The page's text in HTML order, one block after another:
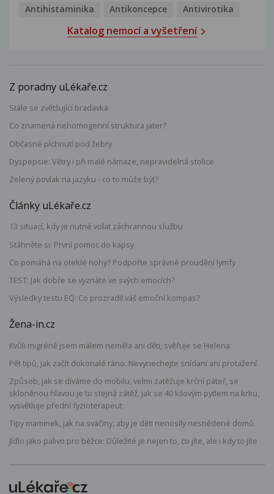
Antihistaminika
Antikoncepce Antivirotika
Katalog nemocí a vyšetření
Z poradny uLékaře.cz
Stále se zvětšující bradavka
Co znamená nehomogenní struktura jater?
Občasné píchnutí pod žebry
Dyspepsie: Větry i při malé námaze, nepravidelná stolice
Zelený povlak na jazyku - co to může být?
Články uLékaře.cz
13 situací, kdy je nutné volat záchrannou službu
Stáhněte si: První pomoc do kapsy
Co pomáhá na oteklé nohy? Podpořte správné proudění lymfy
TEST: Jak dobře se vyznáte ve svých emocích?
Výsledky testu EQ: Co prozradil váš emoční kompas?
Žena-in.cz
Kvůli migréně jsem málem neměla ani děti, svěřuje se Helena
Pět tipů, jak začít dokonalé ráno. Nevynechejte snídani ani protažení
Způsob, jak se díváme do mobilu, velmi zatěžuje krční páteř, se
skloněnou hlavou je to stejná zátěž, jak se 40 kilovým pytlem na krku,
vysvětluje přední fyzioterapeut
Tipy maminek, jak na svačiny, aby je děti nenosily nesnědené domů
Jídlo jako palivo pro běžce: Důležité je nejen to, co jíte, ale i kdy to jíte